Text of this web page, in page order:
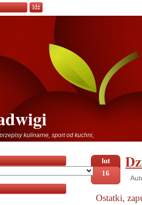
kulinarne, sport od kuchni,
lut
16
Ostatki,